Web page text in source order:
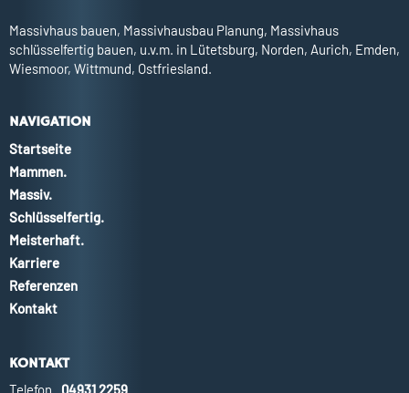
Massivhaus bauen, Massivhausbau Planung, Massivhaus
schlüsselfertig bauen, u.v.m. in Lütetsburg, Norden, Aurich, Emden,
Wiesmoor, Wittmund, Ostfriesland.
NAVIGATION
Startseite
Mammen.
Massiv.
Schlüsselfertig.
Meisterhaft.
Karriere
Referenzen
Kontakt
KONTAKT
Telefon 04931 2259